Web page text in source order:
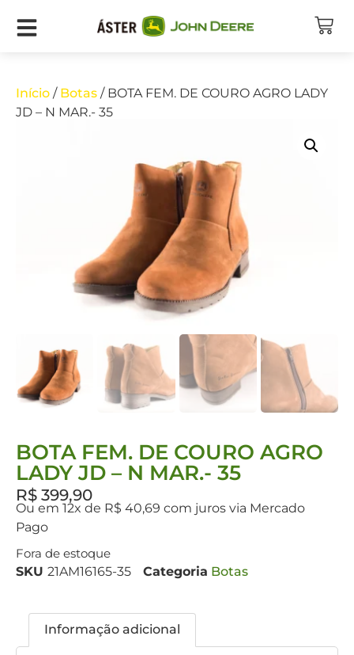
Início / Botas / BOTA FEM. DE COURO AGRO LADY
JD – N MAR.- 35
BOTA FEM. DE COURO AGRO
LADY JD – N MAR.- 35
R$ 399,90
Ou em 12x de R$ 40,69 com juros via Mercado
Pago
Fora de estoque
SKU 21AM16165-35 Categoria Botas
Informação adicional